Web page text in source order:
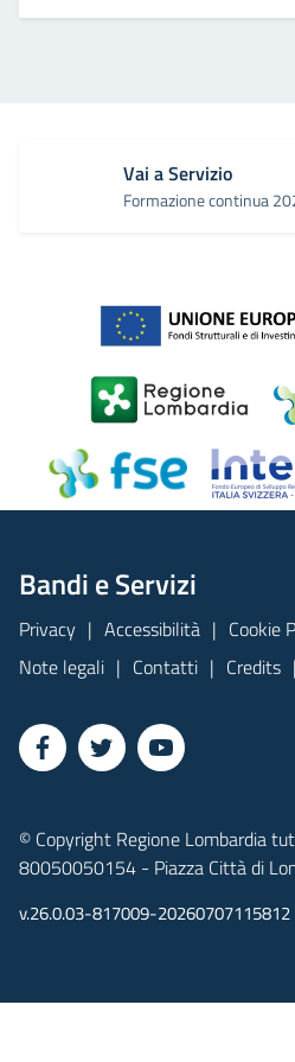
Vai a Servizio
Formazione continua
Bandi e Servizi
Privacy Accessibilità
Cookie
Note legali
Contatti Credits
© Copyright Regione Lombardia
80050050154 - Piazza Città di
v.26.0.03-817009-20260707115812